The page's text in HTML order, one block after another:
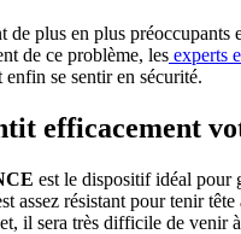
de plus en plus
de ce problème, les experts
se sentir en sécurité.
efficacement
est le dispositif idéal pour
assez résistant pour tenir
il sera très difficile de venir